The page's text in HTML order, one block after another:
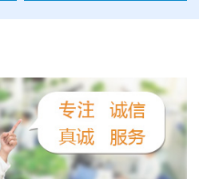
金邦伟业交通设施有限公司供应
带护栏